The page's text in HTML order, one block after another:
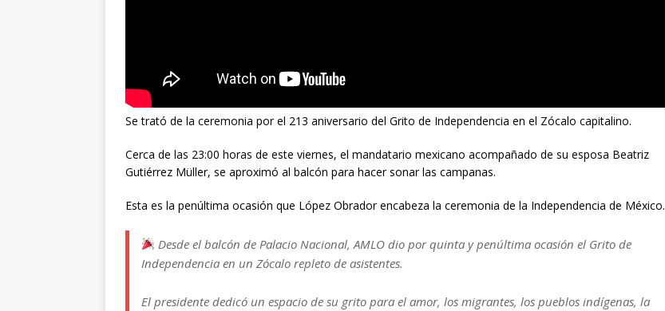
Se trató de la ceremonia por el 213 aniversario del Grito de Independencia en el Zócalo capitalino.
Cerca de las 23:00 horas de este viernes, el mandatario mexicano acompañado de su esposa Beatriz
Gutiérrez Müller, se aproximó al balcón para hacer sonar las campanas.
Esta es la penúltima ocasión que López Obrador encabeza la ceremonia de la Independencia de México.
Desde el balcón de Palacio Nacional, AMLO dio por quinta y penúltima ocasión el Grito de
Independencia en un Zócalo repleto de asistentes.
El presidente dedicó un espacio de su grito para el amor, los migrantes, los pueblos indígenas, la